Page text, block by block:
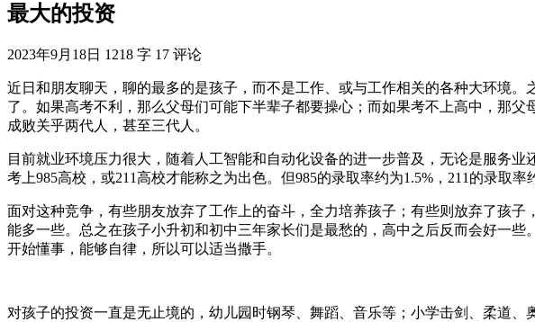
最大的投资
2023年9月18日 1218 字 17 评论
近日和朋友聊天，聊的最多的是孩子，而不是工作、或与工作相关的各种大环境
了。如果高考不利，那么父母们可能下半辈子都要操心；而如果考不上高中，那
成败关乎两代人，甚至三代人。
目前就业环境压力很大，随着人工智能和自动化设备的进一步普及，无论是服务
考上985高校，或211高校才能称之为出色。但985的录取率约为1.5%，211的录取
面对这种竞争，有些朋友放弃了工作上的奋斗，全力培养孩子；有些则放弃了孩
能多一些。总之在孩子小升初和初中三年家长们是最愁的，高中之后反而会好一
开始懂事，能够自律，所以可以适当撒手。
对孩子的投资一直是无止境的，幼儿园时钢琴、舞蹈、音乐等；小学击剑、柔道